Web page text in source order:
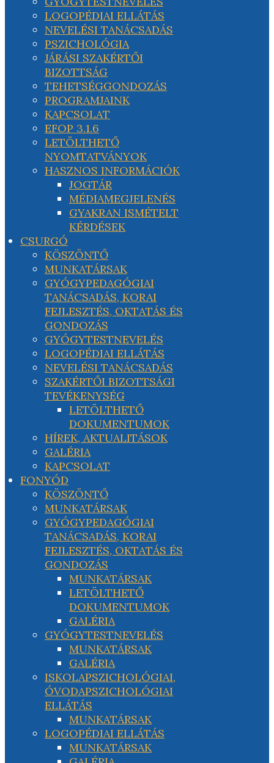
LOGOPÉDIAI ELLÁTÁS
NEVELÉSI TANÁCSADÁS
PSZICHOLÓGIA
JÁRÁSI SZAKÉRTŐI
BIZOTTSÁG
TEHETSÉGGONDOZÁS
PROGRAMJAINK
KAPCSOLAT
EFOP 3.1.6
LETÖLTHETŐ
NYOMTATVÁNYOK
HASZNOS INFORMÁCIÓK
JOGTÁR
MÉDIAMEGJELENÉS
GYAKRAN ISMÉTELT
KÉRDÉSEK
CSURGÓ
KÖSZÖNTŐ
MUNKATÁRSAK
GYÓGYPEDAGÓGIAI
TANÁCSADÁS, KORAI
FEJLESZTÉS, OKTATÁS ÉS
GONDOZÁS
GYÓGYTESTNEVELÉS
LOGOPÉDIAI ELLÁTÁS
NEVELÉSI TANÁCSADÁS
SZAKÉRTŐI BIZOTTSÁGI
TEVÉKENYSÉG
LETÖLTHETŐ
DOKUMENTUMOK
HÍREK, AKTUALITÁSOK
GALÉRIA
KAPCSOLAT
FONYÓD
KÖSZÖNTŐ
MUNKATÁRSAK
GYÓGYPEDAGÓGIAI
TANÁCSADÁS, KORAI
FEJLESZTÉS, OKTATÁS ÉS
GONDOZÁS
MUNKATÁRSAK
LETÖLTHETŐ
DOKUMENTUMOK
GALÉRIA
GYÓGYTESTNEVELÉS
MUNKATÁRSAK
GALÉRIA
ISKOLAPSZICHOLÓGIAI,
ÓVODAPSZICHOLÓGIAI
ELLÁTÁS
MUNKATÁRSAK
LOGOPÉDIAI ELLÁTÁS
MUNKATÁRSAK